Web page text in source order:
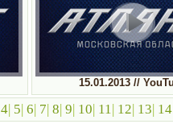
15.01.2013 //
4| 5| 6| 7| 8| 9| 10| 11| 12| 13| 14